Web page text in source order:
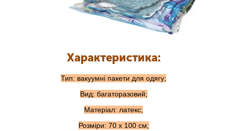
Характеристика:
Тип: вакуумні пакети для одягу;
Вид: багаторазовий;
Матеріал: латекс;
Розміри: 70 х 100 см;